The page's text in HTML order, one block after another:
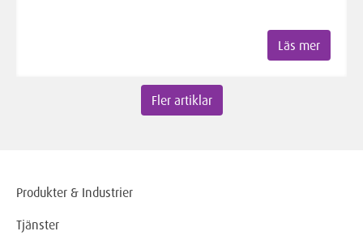
Läs mer
Fler artiklar
Produkter & Industrier
Tjänster